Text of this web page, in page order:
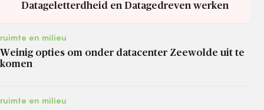
Datageletterdheid en Datagedreven werken
ruimte en milieu
Weinig opties om onder datacenter Zeewolde uit te
komen
ruimte en milieu